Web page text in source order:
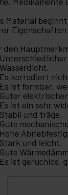
Material
den
Wasserdicht.
Es korrodiert
Es ist formbar,
Guter
Es ist ein sehr
Stabil und träge.
Gute
Hohe
Stark und leicht.
Gute
Es ist geruchlos,